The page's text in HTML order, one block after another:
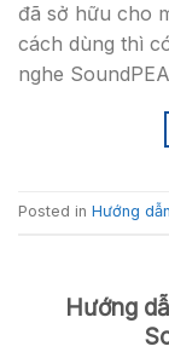
đã sở hữu cho
cách dùng thì
nghe
Posted in Hướng
Hướng